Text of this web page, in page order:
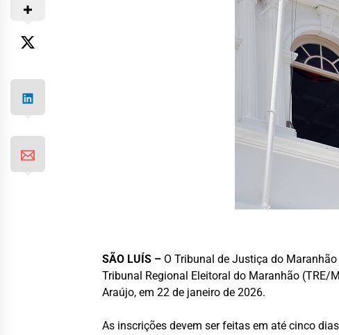
SÃO LUÍS – O Tribunal de Justiça do
Tribunal Regional Eleitoral do Maranhão (TRE/
Araújo, em 22 de janeiro de 2026.
As inscrições devem ser feitas em até cinco